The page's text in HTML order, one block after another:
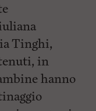
Tinghi,
in
hanno